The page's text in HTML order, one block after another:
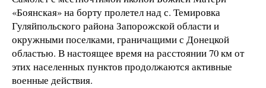
«Боянская»на борту пролетел над с. Темировка
Гуляйпольского района Запорожской области и
окружными поселками, граничащими с Донецкой
областью. В настоящее время на расстоянии 70 км от
этих населенных пунктов продолжаются активные
военные действия.